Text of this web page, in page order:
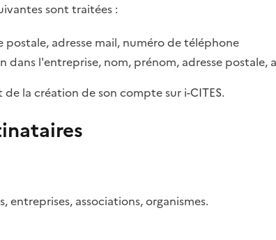
sont traitées :
postale, adresse mail, numéro de téléphone
l'entreprise, nom, prénom, adresse postale,
la création de son compte sur i-CITES.
entreprises, associations, organismes.